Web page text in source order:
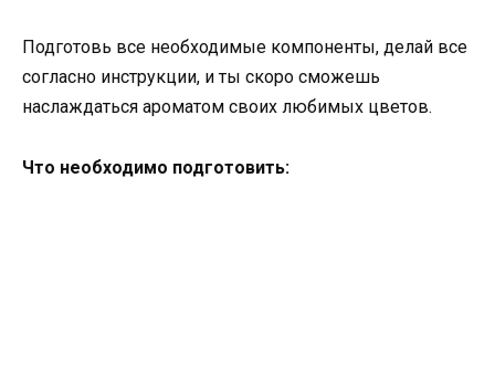
Подготовь все необходимые компоненты, делай все
согласно инструкции, и ты скоро сможешь
наслаждаться ароматом своих любимых цветов.
Что необходимо подготовить: